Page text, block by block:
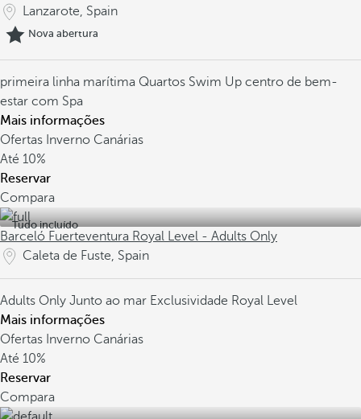
Lanzarote, Spain
Nova abertura
primeira linha marítima Quartos Swim Up centro de bem-
estar com Spa
Mais informações
Ofertas Inverno Canárias
Até 10%
Reservar
Compara
Tudo incluído
Barceló Fuerteventura Royal Level - Adults Only
Caleta de Fuste, Spain
Adults Only Junto ao mar Exclusividade Royal Level
Mais informações
Ofertas Inverno Canárias
Até 10%
Reservar
Compara